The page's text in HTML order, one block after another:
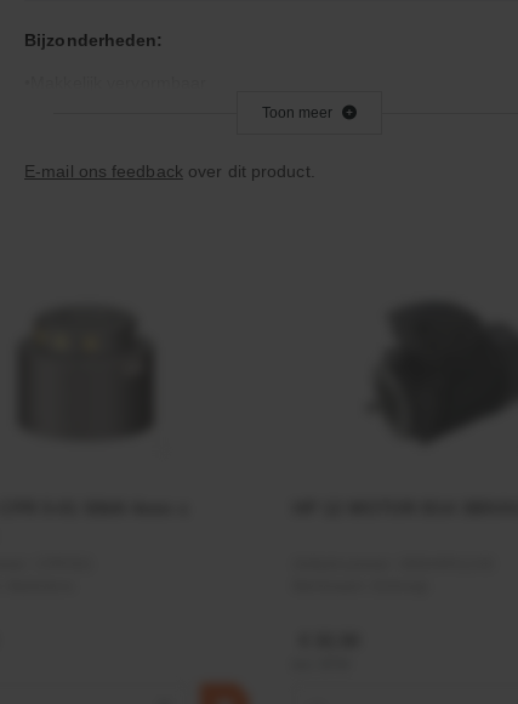
Bijzonderheden:
Toepassingsgebied:
Toon meer
E-mail ons feedback over dit product.